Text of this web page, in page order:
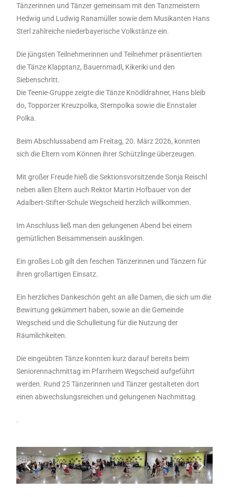
Tänzerinnen und Tänzer gemeinsam mit den Tanzmeistern
Hedwig und Ludwig Ranamüller sowie dem Musikanten Hans
Sterl zahlreiche niederbayerische Volkstänze ein.
Die jüngsten Teilnehmerinnen und Teilnehmer präsentierten
die Tänze Klapptanz, Bauernmadl, Kikeriki und den
Siebenschritt.
Die Teenie-Gruppe zeigte die Tänze Knödldrahner, Hans bleib
do, Topporzer Kreuzpolka, Sternpolka sowie die Ennstaler
Polka.
Beim Abschlussabend am Freitag, 20. März 2026, konnten
sich die Eltern vom Können ihrer Schützlinge überzeugen.
Mit großer Freude hieß die Sektionsvorsitzende Sonja Reischl
neben allen Eltern auch Rektor Martin Hofbauer von der
Adalbert-Stifter-Schule Wegscheid herzlich willkommen.
Im Anschluss ließ man den gelungenen Abend bei einem
gemütlichen Beisammensein ausklingen.
Ein großes Lob gilt den feschen Tänzerinnen und Tänzern für
ihren großartigen Einsatz.
Ein herzliches Dankeschön geht an alle Damen, die sich um die
Bewirtung gekümmert haben, sowie an die Gemeinde
Wegscheid und die Schulleitung für die Nutzung der
Räumlichkeiten.
Die eingeübten Tänze konnten kurz darauf bereits beim
Seniorennachmittag im Pfarrheim Wegscheid aufgeführt
werden. Rund 25 Tänzerinnen und Tänzer gestalteten dort
einen abwechslungsreichen und gelungenen Nachmittag.
.